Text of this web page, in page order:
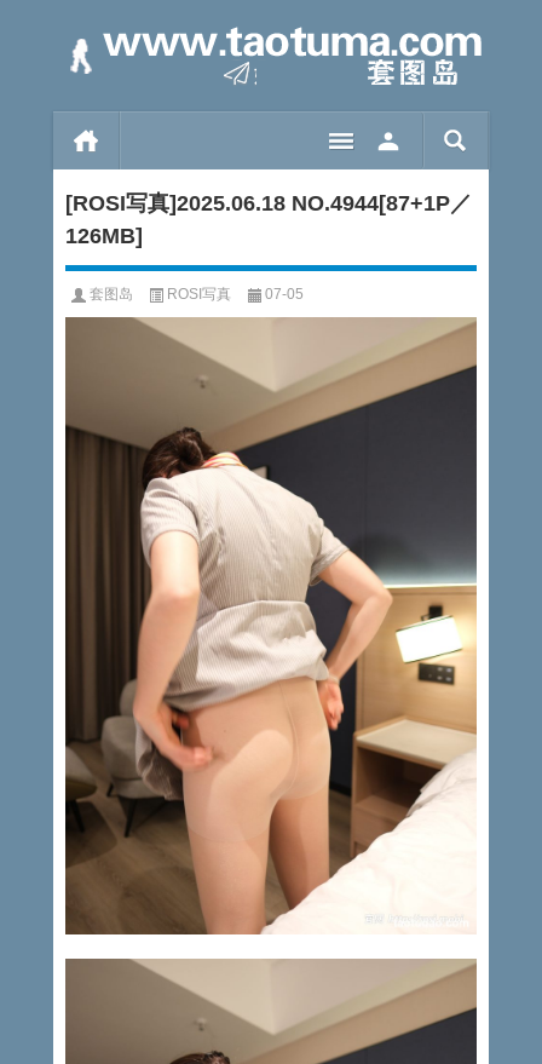
[ROSI写真]2025.06.18 NO.4944[87+1P／
126MB]
套图岛 ROSI写真 07-05